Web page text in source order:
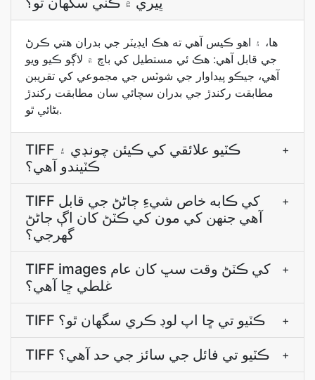
ها، ۽ اهو ڪيس آهي ته هڪ ايڊيٽر جي بدران هتي ڪرڻ
جي قابل آهي: هڪ ئي مستطيل کي باچ ۾ لاڳو ڪيو ويو
آهي، جيڪو پيداوار جي شوٽس جي مجموعي کي تقريبن
مطابقت رکندڙ جي بدران سچائي سان مطابقت رکندڙ
بڻائي ٿو.
TIFF ڪٽيو علائقي کي ڪيئن چونڊي ۽
ڪٽيندو آھي؟
+
TIFF کي ڪابه خاص شيءِ ڄاڻڻ جي قابل
آھي جنھن کي مون کي ڪٽڻ کان اڳ ڄاڻڻ
گھرجي؟
+
TIFF images کي ڪٽڻ وقت سڀ کان عام
غلطي ڇا آهي؟
+
TIFF ڪٽيو تي ڇا اپ لوڊ ڪري سگهان ٿو؟ +
TIFF ڪٽيو تي فائل جي سائز جي حد آھي؟ +